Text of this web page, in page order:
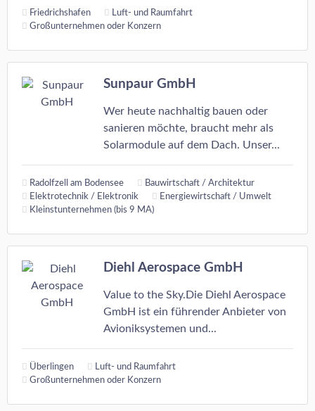
Friedrichshafen
Luft- und Raumfahrt
Großunternehmen oder Konzern
Sunpaur GmbH
Wer heute nachhaltig bauen oder
sanieren möchte, braucht mehr als
Solarmodule auf dem Dach. Unser...
Radolfzell am Bodensee
Bauwirtschaft / Architektur
Elektrotechnik / Elektronik
Energiewirtschaft / Umwelt
Kleinstunternehmen (bis 9 MA)
Diehl Aerospace GmbH
Value to the Sky.Die Diehl Aerospace
GmbH ist ein führender Anbieter von
Avioniksystemen und...
Überlingen
Luft- und Raumfahrt
Großunternehmen oder Konzern